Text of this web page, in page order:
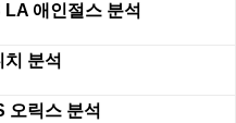
애인절스 분석
분석
오릭스 분석